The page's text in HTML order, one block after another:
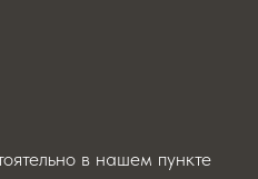
в нашем пункте